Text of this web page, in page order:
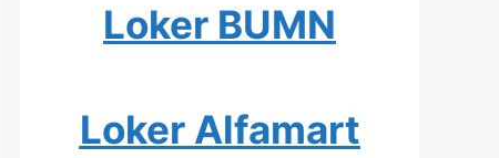
Loker BUMN
Loker Alfamart